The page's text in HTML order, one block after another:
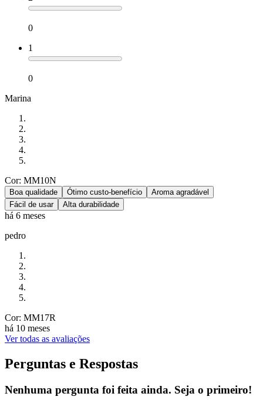
0
1
0
Marina
Cor: MM10N
Boa qualidade Ótimo custo-benefício
Aroma agradável
Fácil de usar
Alta durabilidade
há 6 meses
pedro
Cor: MM17R
há 10 meses
Ver todas as avaliações
Perguntas e Respostas
Nenhuma pergunta foi feita ainda. Seja o primeiro!